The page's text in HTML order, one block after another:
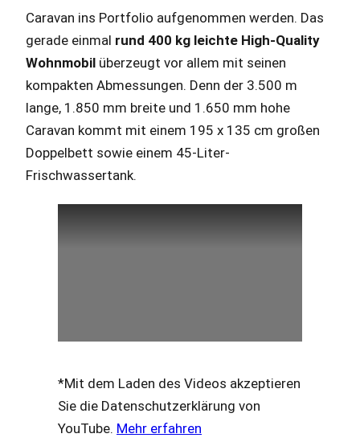
Caravan ins Portfolio aufgenommen werden. Das
gerade einmal rund 400 kg leichte High-Quality
Wohnmobil überzeugt vor allem mit seinen
kompakten Abmessungen. Denn der 3.500 m
lange, 1.850 mm breite und 1.650 mm hohe
Caravan kommt mit einem 195 x 135 cm großen
Doppelbett sowie einem 45-Liter-
Frischwassertank.
*Mit dem Laden des Videos akzeptieren
Sie die Datenschutzerklärung von
YouTube. Mehr erfahren